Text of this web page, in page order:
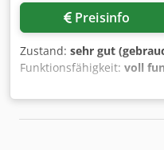
Geschlossener Glykol-
kontrollierte Aushärtung
Scanner-Oberfläche
(Werkstückspezifikationen)
100–350 mm Dicke: 3–30
Preisinfo
Zustand: sehr gut
Funktionsfähigkeit: voll
Parkettnutmaschine Costa
Maximaler Abstand
2200 mm Nutzbarer